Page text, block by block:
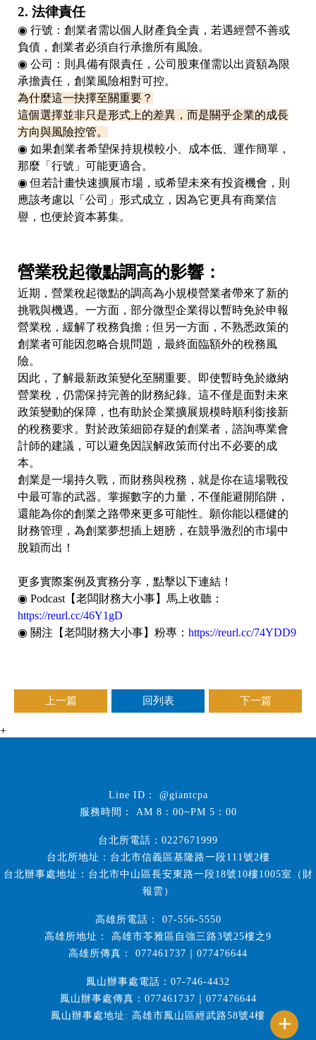
2. 法律責任
◉ 行號：創業者需以個人財產負全責，若遇經營不善或
負債，創業者必須自行承擔所有風險。
◉ 公司：則具備有限責任，公司股東僅需以出資額為限
承擔責任，創業風險相對可控。
為什麼這一抉擇至關重要 ？
這個選擇並非只是形式上的差異，而是關乎企業的成長
方向與風險控管。
◉ 如果創業者希望保持規模較小、成本低、運作簡單，
那麼「行號」可能更適合。
◉ 但若計畫快速擴展市場，或希望未來有投資機會，則
應該考慮以「公司」形式成立，因為它更具有商業信
譽，也便於資本募集。
營業稅起徵點調高的影響：
近期，營業稅起徵點的調高為小規模營業者帶來了新的
挑戰與機遇。一方面，部分微型企業得以暫時免於申報
營業稅，緩解了稅務負擔；但另一方面，不熟悉政策的
創業者可能因忽略合規問題，最終面臨額外的稅務風
險。
因此，了解最新政策變化至關重要。即使暫時免於繳納
營業稅，仍需保持完善的財務紀錄。這不僅是面對未來
政策變動的保障，也有助於企業擴展規模時順利銜接新
的稅務要求。對於政策細節存疑的創業者，諮詢專業會
計師的建議，可以避免因誤解政策而付出不必要的成
本。
創業是一場持久戰，而財務與稅務，就是你在這場戰役
中最可靠的武器。掌握數字的力量，不僅能避開陷阱，
還能為你的創業之路帶來更多可能性。願你能以穩健的
財務管理，為創業夢想插上翅膀，在競爭激烈的市場中
脫穎而出！
更多實際案例及實務分享，點擊以下連結！
◉ Podcast【老闆財務大小事】馬上收聽：
https://reurl.cc/46Y1gD
◉ 關注【老闆財務大小事】粉專：https://reurl.cc/74YDD9
上一篇 回列表 下一篇
+
@giantcpa
AM 8：00~PM 5：00
台北所電話：0227671999
台北所地址：台北市信義區基隆路一段111號2樓
台北辦事處地址：台北市中山區長安東路一段18號10樓1005室（財
報雲）
07-556-5550
高雄市苓雅區自強三路3號25樓之9
077461737｜077476644
鳳山辦事處電話：07-746-4432
鳳山辦事處傳真：077461737｜077476644
鳳山辦事處地址: 高雄市鳳山區經武路58號4樓